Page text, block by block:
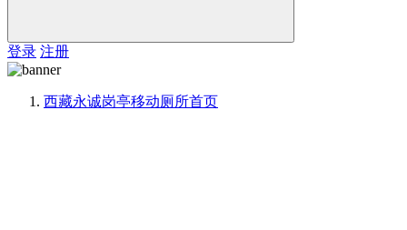
登录 注册
西藏永诚岗亭移动厕所首页